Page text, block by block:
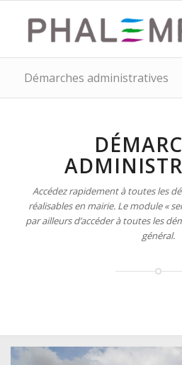
Démarches administratives
Accédez rapidement à toutes les
réalisables en mairie. Le module «
par ailleurs d’accéder à toutes les
général.